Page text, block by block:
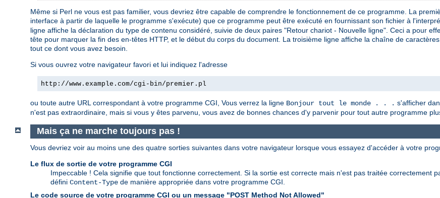
Même si Perl ne vous est pas familier, vous devriez être capable de comprendre le fonctionnement de ce programme. La
interface à partir de laquelle le programme s'exécute) que ce programme peut être exécuté en fournissant son fichier à
ligne affiche la déclaration du type de contenu considéré, suivie de deux paires "Retour chariot - Nouvelle ligne". Ceci a pour
tête pour marquer la fin des en-têtes HTTP, et le début du corps du document. La troisième ligne affiche la chaîne de
tout ce dont vous avez besoin.
Si vous ouvrez votre navigateur favori et lui indiquez l'adresse
http://www.example.com/cgi-bin/premier.pl
ou toute autre URL correspondant à votre programme CGI, Vous verrez la ligne Bonjour tout le monde . . . s'afficher
n'est pas extraordinaire, mais si vous y êtes parvenu, vous avez de bonnes chances d'y parvenir pour tout autre programme
Mais ça ne marche toujours pas !
Vous devriez voir au moins une des quatre sorties suivantes dans votre navigateur lorsque vous essayez d'accéder à votre
Le flux de sortie de votre programme CGI
Impeccable ! Cela signifie que tout fonctionne correctement. Si la sortie est correcte mais n'est pas traitée correctement
défini Content-Type de manière appropriée dans votre programme CGI.
Le code source de votre programme CGI ou un message "POST Method Not Allowed"